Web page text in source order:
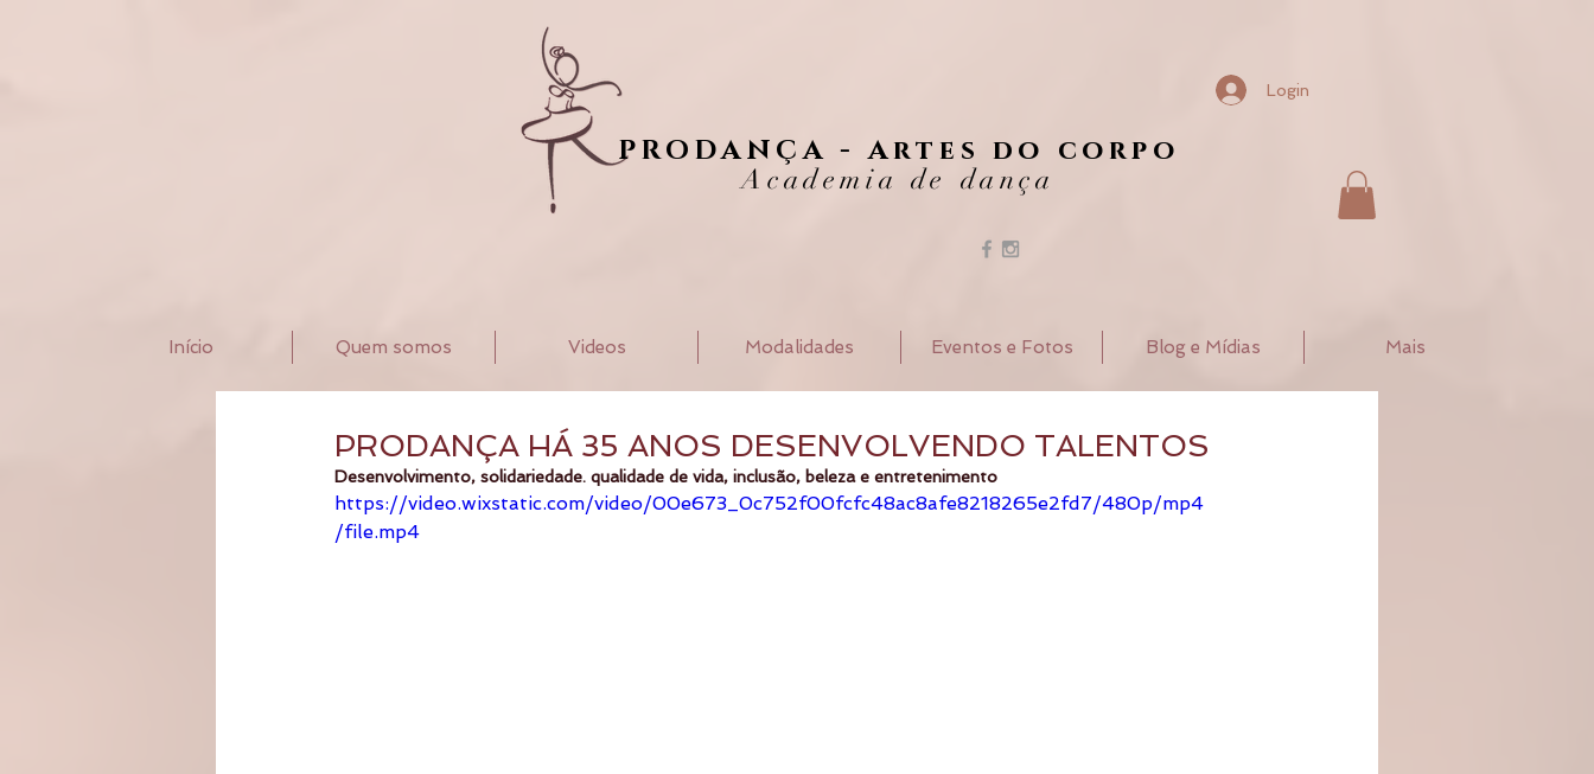
PRODANÇA - Artes do corpo
Academia de dança
Login
Início Quem somos Videos Modalidades Eventos e Fotos Blog e Mídias Mais
PRODANÇA HÁ 35 ANOS DESENVOLVENDO TALENTOS
Desenvolvimento, solidariedade. qualidade de vida, inclusão, beleza e entretenimento
https://video.wixstatic.com/video/00e673_0c752f00fcfc48ac8afe8218265e2fd7/480p/mp4
/file.mp4